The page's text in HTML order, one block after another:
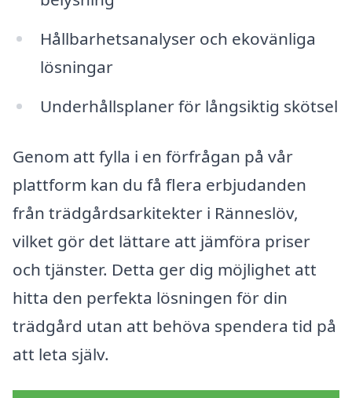
Hållbarhetsanalyser och ekovänliga
lösningar
Underhållsplaner för långsiktig skötsel
Genom att fylla i en förfrågan på vår
plattform kan du få flera erbjudanden
från trädgårdsarkitekter i Ränneslöv,
vilket gör det lättare att jämföra priser
och tjänster. Detta ger dig möjlighet att
hitta den perfekta lösningen för din
trädgård utan att behöva spendera tid på
att leta själv.